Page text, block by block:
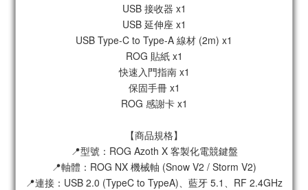
USB 接收器 x1
USB 延伸座 x1
USB Type-C to Type-A 線材 (2m) x1
ROG 貼紙 x1
快速入門指南 x1
保固手冊 x1
ROG 感謝卡 x1
【商品規格】
📍型號：ROG Azoth X 客製化電競鍵盤
📍軸體：ROG NX 機械軸 (Snow V2 / Storm V2)
📍連接：USB 2.0 (TypeC to TypeA)、藍牙 5.1、RF 2.4GHz